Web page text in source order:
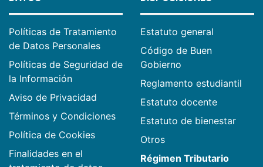
Políticas de Tratamiento
de Datos Personales
Políticas de Seguridad de
la Información
Aviso de Privacidad
Términos y Condiciones
Política de Cookies
Finalidades en el
Estatuto general
Código de Buen
Gobierno
Reglamento estudiantil
Estatuto docente
Estatuto de bienestar
Otros
Régimen Tributario